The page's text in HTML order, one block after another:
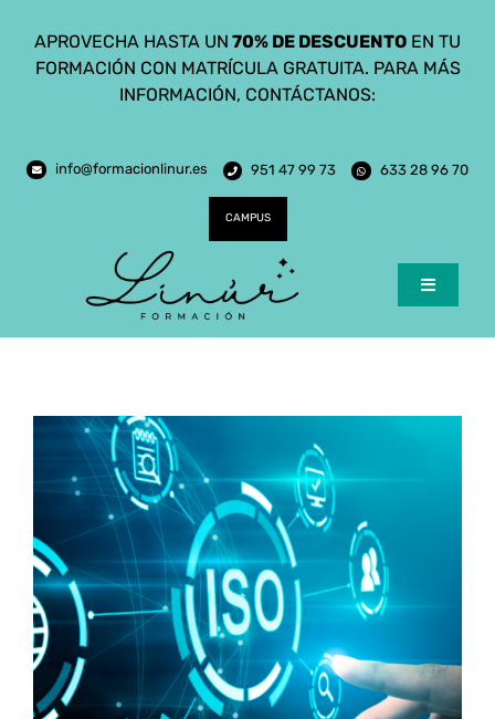
contenido
APROVECHA HASTA UN 70% DE DESCUENTO EN TU
FORMACIÓN CON MATRÍCULA GRATUITA. PARA MÁS
INFORMACIÓN, CONTÁCTANOS:
info@formacionlinur.es 951 47 99 73 633 28 96 70
CAMPUS
Toggle
Inicio
Ciclos Formativos
Certificados de Profesionalidad
Contacto